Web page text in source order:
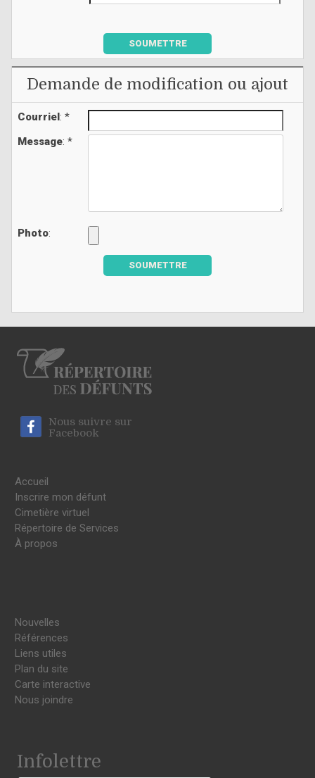
SOUMETTRE
Demande de modification ou ajout
Courriel: *
Message: *
Photo:
SOUMETTRE
Nous suivre sur
Facebook
Accueil
Inscrire mon défunt
Cimetière virtuel
Répertoire de Services
À propos
Nouvelles
Références
Liens utiles
Plan du site
Carte interactive
Nous joindre
Infolettre